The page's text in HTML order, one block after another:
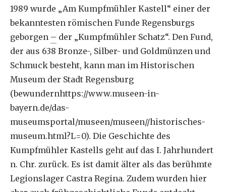
1989 wurde „Am Kumpfmühler Kastell“ einer der
bekanntesten römischen Funde Regensburgs
geborgen – der „Kumpfmühler Schatz“. Den Fund,
der aus 638 Bronze-, Silber- und Goldmünzen und
Schmuck besteht, kann man im Historischen
Museum der Stadt Regensburg
(bewundernhttps://www.museen-in-
bayern.de/das-
museumsportal/museen/museen//historisches-
museum.html?L=0). Die Geschichte des
Kumpfmühler Kastells geht auf das I. Jahrhundert
n. Chr. zurück. Es ist damit älter als das berühmte
Legionslager Castra Regina. Zudem wurden hier